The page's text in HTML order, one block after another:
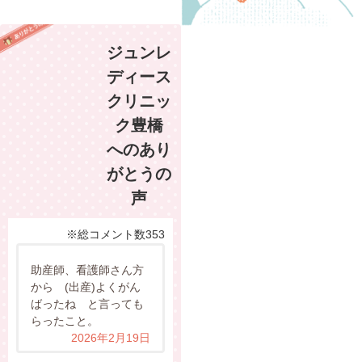
ジュンレ
ディース
クリニッ
ク豊橋
へのあり
がとうの
声
※総コメント数353
助産師、看護師さん方
から (出産)よくがん
ばったね と言っても
らったこと。
2026年2月19日